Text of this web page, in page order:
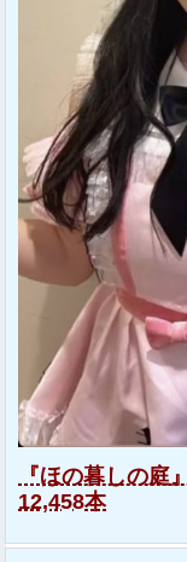
『ほの暮しの
12,458本